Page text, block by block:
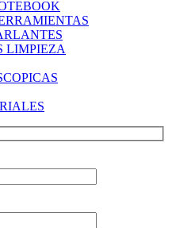
LIMPIEZA